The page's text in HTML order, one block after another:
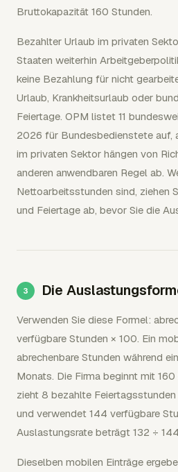
Bruttokapazität 160 Stunden.
Bezahlter Urlaub im privaten
Staaten weiterhin
keine Bezahlung für nicht
Urlaub, Krankheitsurlaub oder
Feiertage. OPM listet 11
2026 für Bundesbedienstete auf,
im privaten Sektor hängen von
anderen anwendbaren Regel ab.
Nettoarbeitsstunden sind, ziehen
und Feiertage ab, bevor Sie die
Die
Verwenden Sie diese Formel:
verfügbare Stunden × 100. Ein
abrechenbare Stunden während
Monats. Die Firma beginnt mit
zieht 8 bezahlte
und verwendet 144 verfügbare
Auslastungsrate beträgt 132 ÷
Dieselben mobilen Einträge